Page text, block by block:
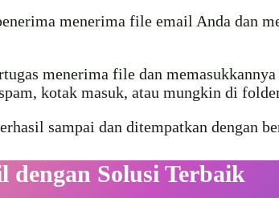
menerima file email Anda dan
menerima file dan
kotak masuk, atau mungkin di
sampai dan ditempatkan dengan
Solusi Terbaik